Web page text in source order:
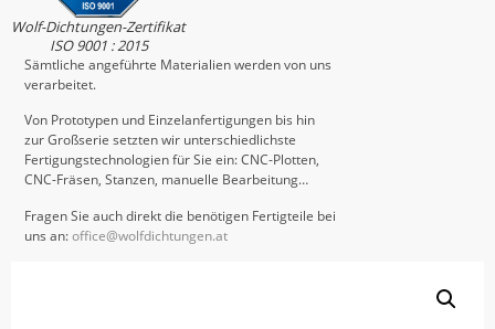
Wolf-Dichtungen-Zertifikat
ISO 9001 : 2015
Sämtliche angeführte Materialien werden von uns
verarbeitet.
Von Prototypen und Einzelanfertigungen bis hin
zur Großserie setzten wir unterschiedlichste
Fertigungstechnologien für Sie ein: CNC-Plotten,
CNC-Fräsen, Stanzen, manuelle Bearbeitung…
Fragen Sie auch direkt die benötigen Fertigteile bei
uns an:office@wolfdichtungen.at